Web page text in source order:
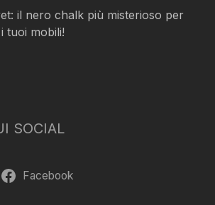
il nero chalk più misterioso per
tuoi mobili!
SOCIAL
Facebook